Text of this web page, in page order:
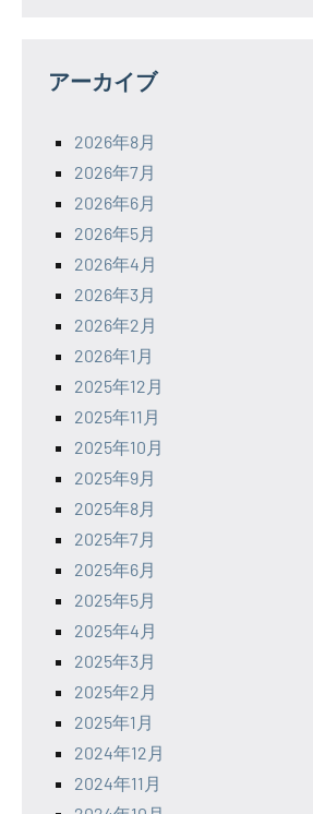
アーカイブ
2026年8月
2026年7月
2026年6月
2026年5月
2026年4月
2026年3月
2026年2月
2026年1月
2025年12月
2025年11月
2025年10月
2025年9月
2025年8月
2025年7月
2025年6月
2025年5月
2025年4月
2025年3月
2025年2月
2025年1月
2024年12月
2024年11月